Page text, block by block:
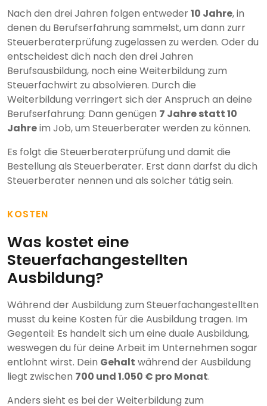
Nach den drei Jahren folgen entweder10 Jahre, in
denen du Berufserfahrung sammelst, um dann zurr
Steuerberaterprüfung zugelassen zu werden. Oder du
entscheidest dich nach den drei Jahren
Berufsausbildung, noch eine Weiterbildung zum
Steuerfachwirt zu absolvieren. Durch die
Weiterbildung verringert sich der Anspruch an deine
Berufserfahrung: Dann genügen 7 Jahre statt 10
Jahreim Job, um Steuerberater werden zu können.
Es folgt die Steuerberaterprüfung und damit die
Bestellung als Steuerberater. Erst dann darfst du dich
Steuerberater nennen und als solcher tätig sein.
KOSTEN
Was kostet eine
Steuerfachangestellten
Ausbildung?
Während der Ausbildung zum Steuerfachangestellten
musst du keine Kosten für die Ausbildung tragen. Im
Gegenteil: Es handelt sich um eine duale Ausbildung,
weswegen du für deine Arbeit im Unternehmen sogar
entlohnt wirst. Dein Gehalt während der Ausbildung
liegt zwischen 700 und 1.050 € pro Monat.
Anders sieht es bei der Weiterbildung zum